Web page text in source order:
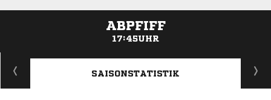
ABPFIFF
17:45UHR
ANZEIGE
SAISONSTATISTIK